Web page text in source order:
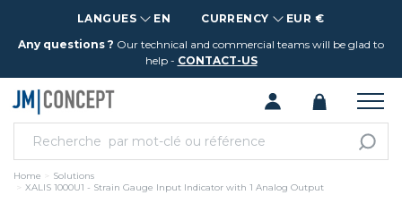
LANGUES EN CURRENCY
EUR €
Any questions ? Our technical and commercial teams will be glad to
help - CONTACT-US
Home
Solutions
XALIS 1000U1 - Strain Gauge Input Indicator with 1 Analog Output